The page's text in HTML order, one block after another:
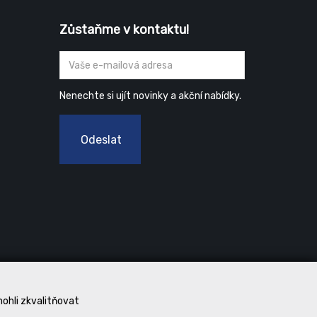
zkvalitňovat
Zůstaňme v kontaktu!
Nenechte si ujít novinky a akční nabídky.
Odeslat